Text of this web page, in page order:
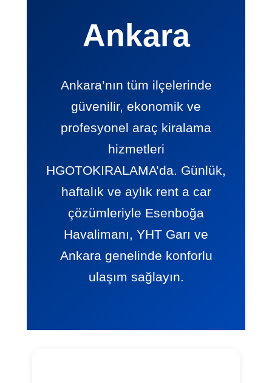
Ankara
Ankara’nın tüm ilçelerinde
güvenilir, ekonomik ve
profesyonel araç kiralama
hizmetleri
HGOTOKIRALAMA’da. Günlük,
haftalık ve aylık rent a car
çözümleriyle Esenboğa
Havalimanı, YHT Garı ve
Ankara genelinde konforlu
ulaşım sağlayın.